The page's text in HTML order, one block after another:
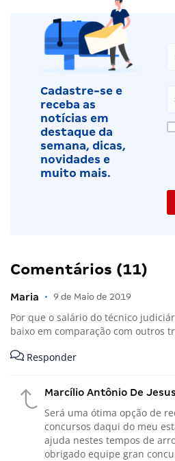
Cadastre-se e
receba as
notícias em
destaque da
semana, dicas,
novidades e
muito mais.
Comentários (11)
Maria • 9 de Maio de 2019
Por que o salário do técnico
baixo em comparação com outros
Responder
Marcílio Antônio De Jesus
Será uma ótima opção de
concursos daqui do meu
ajuda nestes tempos de
obrigado equipe gran